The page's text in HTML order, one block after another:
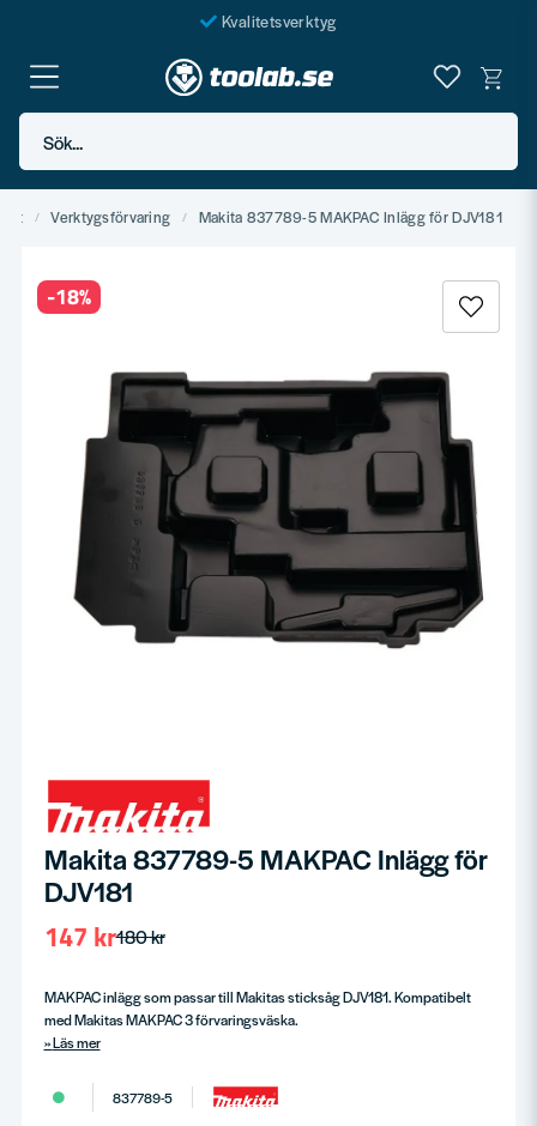
Kvalitetsverktyg
Fraktfritt över 999 SEK*
En järnhandel för alla
Sök...
Verktygsförvaring Makita 837789-5 MAKPAC Inlägg för DJV181
-18%
Makita 837789-5 MAKPAC Inlägg för
DJV181
180 kr
147 kr
MAKPAC inlägg som passar till Makitas sticksåg DJV181. Kompatibelt
med Makitas MAKPAC 3 förvaringsväska.
Läs mer
837789-5